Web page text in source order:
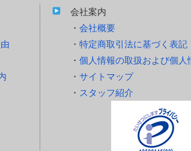
会社案内
会社概要
特定商取引法に基づく表記
個人情報の取扱および個人
サイトマップ
スタッフ紹介